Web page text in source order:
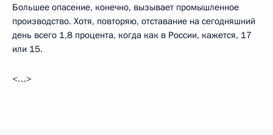
Большее опасение, конечно, вызывает промышленное
производство. Хотя, повторяю, отставание на сегодняшний
день всего 1,8 процента, когда как в России, кажется, 17
или 15.
<…>